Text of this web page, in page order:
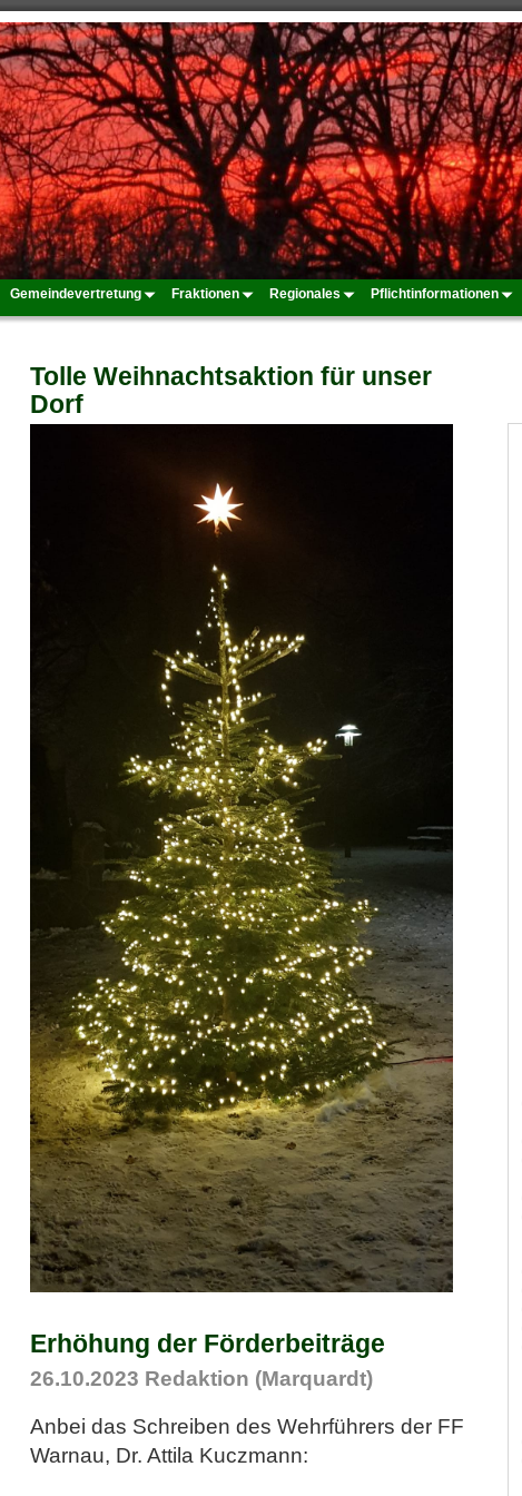
Gemeindevertretung Fraktionen Regionales Pflichtinformationen
Tolle Weihnachtsaktion für unser
Dorf
Erhöhung der Förderbeiträge
26.10.2023 Redaktion (Marquardt)
Anbei das Schreiben des Wehrführers der FF
Warnau, Dr. Attila Kuczmann: